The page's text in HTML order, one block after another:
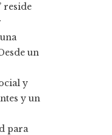
reside
un
y
y un
para